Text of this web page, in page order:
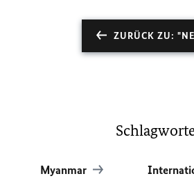
ZURÜCK ZU:
Myanmar